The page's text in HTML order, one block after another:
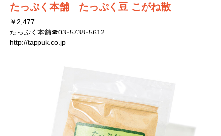
たっぷく本舗 たっぷく豆 こがね散
￥2,477
たっぷく本舗☎03･5738･5612
http://tappuk.co.jp